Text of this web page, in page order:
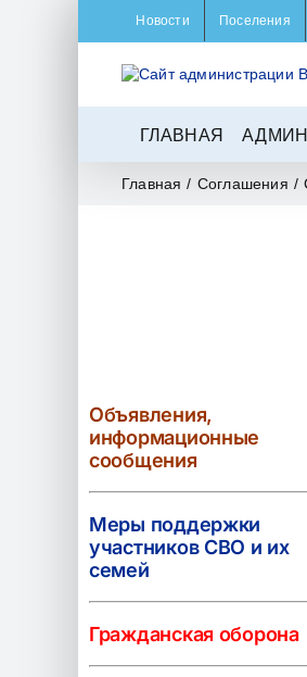
Новости Поселения
ГЛАВНАЯ
Главная / Соглашения /
Объявления,
информационные
сообщения
Меры поддержки
участников СВО и их
семей
Гражданская оборона